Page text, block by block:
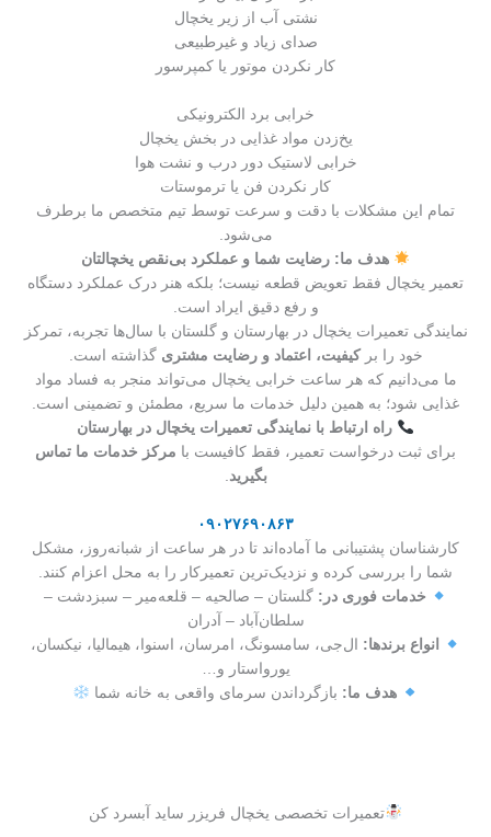
نشتی آب از زیر یخچال
صدای زیاد و غیرطبیعی
کار نکردن موتور یا کمپرسور
خرابی برد الکترونیکی
یخ‌زدن مواد غذایی در بخش یخچال
خرابی لاستیک دور درب و نشت هوا
کار نکردن فن یا ترموستات
تمام این مشکلات با دقت و سرعت توسط تیم متخصص ما برطرف
می‌شود.
هدف ما: رضایت شما و عملکرد بی‌نقص یخچالتان
تعمیر یخچال فقط تعویض قطعه نیست؛ بلکه هنر درک عملکرد دستگاه
و رفع دقیق ایراد است.
نمایندگی تعمیرات یخچال در بهارستان و گلستان با سال‌ها تجربه، تمرکز
خود را برکیفیت، اعتماد و رضایت مشتری گذاشته است.
ما می‌دانیم که هر ساعت خرابی یخچال می‌تواند منجر به فساد مواد
غذایی شود؛ به همین دلیل خدمات ما سریع، مطمئن و تضمینی است.
راه ارتباط با نمایندگی تعمیرات یخچال در بهارستان
برای ثبت درخواست تعمیر، فقط کافیست با مرکز خدمات ما تماس
بگیرید
۰۹۰۲۷۶۹۰۸۶۳
کارشناسان پشتیبانی ما آماده‌اند تا در هر ساعت از شبانه‌روز، مشکل
شما را بررسی کرده و نزدیک‌ترین تعمیرکار را به محل اعزام کنند.
خدمات فوری در: گلستان – صالحیه – قلعه‌میر – سبزدشت –
سلطان‌آباد – آدران
انواع برندها: ال‌جی، سامسونگ، امرسان، اسنوا، هیمالیا، نیکسان،
یورواستار و…
هدف ما: بازگرداندن سرمای واقعی به خانه شما
تعمیرات تخصصی یخچال فریزر ساید آبسرد کن